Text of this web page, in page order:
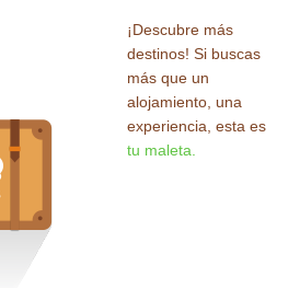
¡Descubre más
destinos! Si buscas
más que un
alojamiento, una
experiencia, esta es
tu maleta.